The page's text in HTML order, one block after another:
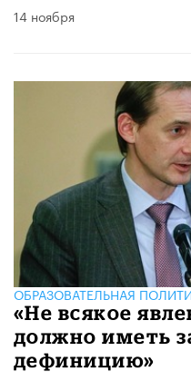
14 ноября
ОБРАЗОВАТЕЛЬНАЯ
«Не всякое
должно иметь
дефиницию»